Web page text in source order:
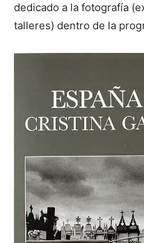
dedicado a la fotografía
talleres) dentro de la